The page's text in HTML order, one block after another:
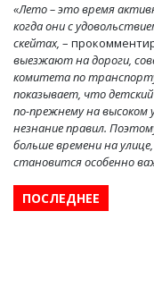
«Лето – это время
когда они с
скейтах, –
выезжают на дороги,
комитета по
показывает, что
по-прежнему на высоком
незнание правил.
больше времени на
становится особенно